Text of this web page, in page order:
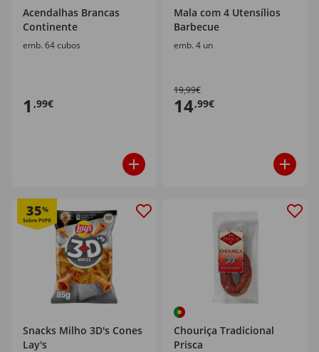
Acendalhas Brancas
Continente
emb. 64 cubos
1 ,99€
Mala com 4 Utensílios
Barbecue
emb. 4 un
19,99€
14,99€
35%
Snacks Milho 3D's Cones
Lay's
Chouriça Tradicional
Prisca